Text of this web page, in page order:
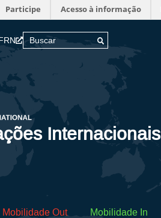
Participe Acesso à informação
Internacionais
Mobilidade Out Mobilidade In